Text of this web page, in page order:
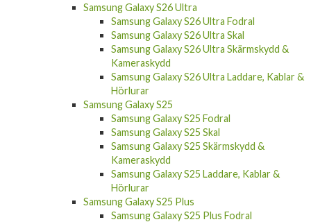
Samsung Galaxy S26 Ultra
Samsung Galaxy S26 Ultra Fodral
Samsung Galaxy S26 Ultra Skal
Samsung Galaxy S26 Ultra Skärmskydd &
Kameraskydd
Samsung Galaxy S26 Ultra Laddare, Kablar &
Hörlurar
Samsung Galaxy S25
Samsung Galaxy S25 Fodral
Samsung Galaxy S25 Skal
Samsung Galaxy S25 Skärmskydd &
Kameraskydd
Samsung Galaxy S25 Laddare, Kablar &
Hörlurar
Samsung Galaxy S25 Plus
Samsung Galaxy S25 Plus Fodral